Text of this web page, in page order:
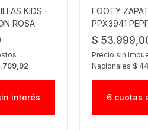
KIDS -
ROSA
interés
FOOTY
PPX3941
$
Precio sin
Nacionales $
6 cuotas